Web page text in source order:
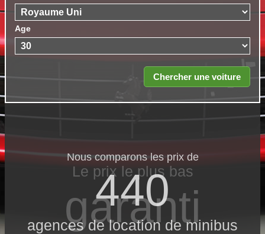
Age
Nous comparons les prix de
440
agences de location de minibus
Le prix le​ plus bas
garanti